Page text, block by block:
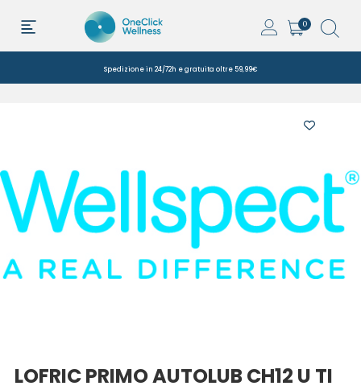
0
Spedizione in 24/72h e gratuita oltre 59,99€
LOFRIC PRIMO AUTOLUB CH12 U TI